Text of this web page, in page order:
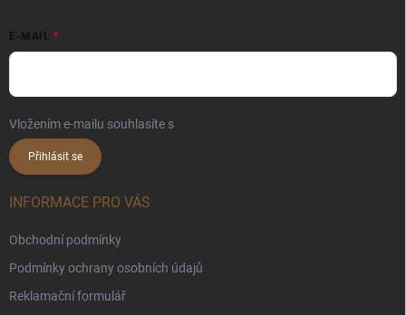
E-MAIL
Vložením e-mailu souhlasíte s
Přihlásit se
INFORMACE PRO VÁS
Obchodní podmínky
Podmínky ochrany osobních údajů
Reklamační formulář